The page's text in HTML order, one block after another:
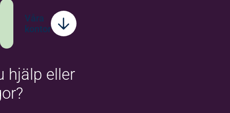
Våra
kontor
Bilda
hjälp eller